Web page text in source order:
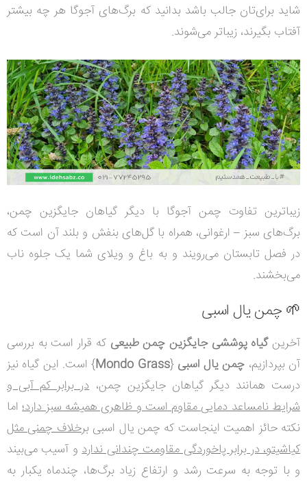
شاید برای‌تان جالب باشد بدانید که برگ‌های آجوگا هر چه بیشتر
آفتاب بگیرند، زیباتر می‌شوند.
زیباترین تفاوت چمن آجوگا با دیگر گیاهان جایگزین چمن،
برگ‌های سبز –ارغوانی، همراه با گل‌های بنفش و بلند آن است که
در فصل تابستان می‌رویند و به باغ و ویلای شما یک جلوه ناب
می‌بخشند.
🌱 چمن یال اسبی
آخرینگیاه پوششی جایگزین چمن طبیعی که قرار است به بررسی
آن بپردازیم، چمن یال اسبی {
Mondo Grass} است. این گیاه نیز
درست همانند دیگر گیاهان جایگزین چمن،در برابر کم آبی و
شرایط نامساعد دمایی مقاوم است و ظاهری همیشه سبز دارد؛اما
نکته حائز اهمیت اینجاست که چمن یال اسبیبرخلاف چمنی مثل
کیاشیتو، در برابر پاخوردگی مقاومت چندانی نداردو آسیب می‌بیند
و با توجه به سرعت رشد و ارتفاع زیاد برگ‌ها، چندماه یکبار به